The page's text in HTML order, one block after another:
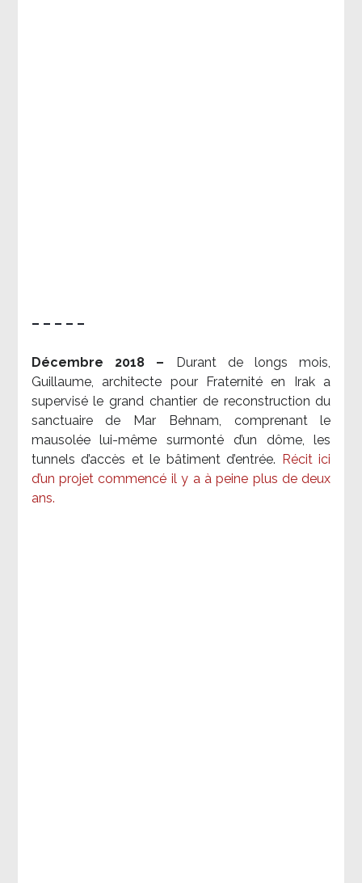
– – – – –
Décembre 2018 – Durant de longs mois,
Guillaume, architecte pour Fraternité en Irak a
supervisé le grand chantier de reconstruction du
sanctuaire de Mar Behnam, comprenant le
mausolée lui-même surmonté d’un dôme, les
tunnels d’accès et le bâtiment d’entrée. Récit ici
d’un projet commencé il y a à peine plus de deux
ans.